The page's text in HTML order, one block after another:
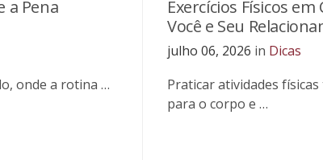
a Pena
onde a rotina …
Exercícios Físicos
Você e Seu
julho 06, 2026 in Dicas
Praticar atividades
para o corpo e …